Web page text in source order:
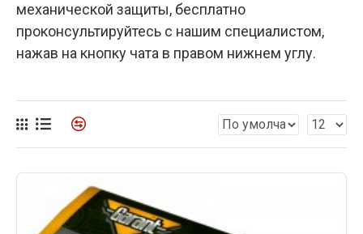
механической защиты, бесплатно
проконсультируйтесь с нашим специалистом,
нажав на кнопку чата в правом нижнем углу.